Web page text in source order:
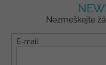
Nezmeškejte
E-mail